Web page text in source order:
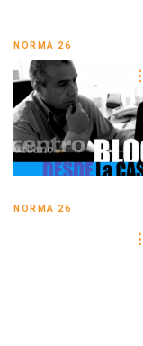
NORMA 26
NORMA 26